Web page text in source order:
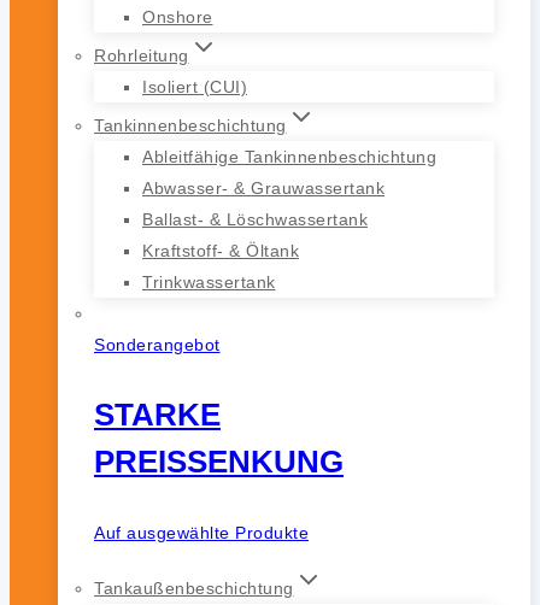
Onshore
Rohrleitung
Isoliert (CUI)
Tankinnenbeschichtung
Ableitfähige Tankinnenbeschichtung
Abwasser- & Grauwassertank
Ballast- & Löschwassertank
Kraftstoff- & Öltank
Trinkwassertank
Sonderangebot
STARKE
PREISSENKUNG
Auf ausgewählte Produkte
Tankaußenbeschichtung